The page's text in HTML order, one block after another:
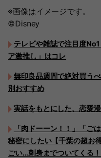
※画像はイメージです。
©Disney
テレビや雑誌で注目度
ア激推し」はコレ
無印良品週間で絶対買う
別おすすめ
実話をもとにした、恋愛
「肉ドーーン！！」「ご
秘密にしたい【千葉の超お
ごい…刺身までついてくる！